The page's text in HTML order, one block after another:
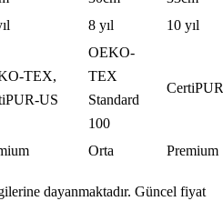
8 yıl 10 yıl
TEX,
US
OEKO-
TEX
Standard
100
Orta Premium
dayanmaktadır. Güncel fiyat